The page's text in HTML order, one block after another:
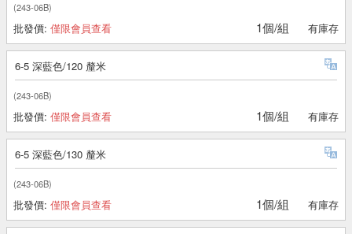
(243-06B)
批發價: 僅限會員查看 1個/組 有庫存
6-5 深藍色/120 釐米
(243-06B)
批發價: 僅限會員查看 1個/組 有庫存
6-5 深藍色/130 釐米
(243-06B)
批發價: 僅限會員查看 1個/組 有庫存